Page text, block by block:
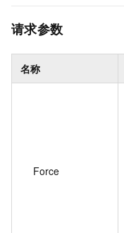
请求参数
名称
Force